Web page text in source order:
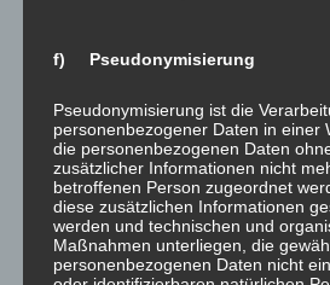
im Fernsehen stundenlang
gestritten – jedoch noch nicht jeder
noch Luft für 237 weitere Talk-
sich ja die vielen Neuen im
Regierung noch dem Wahlvolk
machen. Noch wissen die direkt
Kandidaten noch nicht so richtig, in
Fachausschuss sie demnächst aktiv
f) Pseudonymisierung
Pseudonymisierung ist die
personenbezogener Daten in einer
die personenbezogenen Daten
zusätzlicher Informationen nicht
betroffenen Person zugeordnet
diese zusätzlichen Informationen
werden und technischen und
Maßnahmen unterliegen, die
personenbezogenen Daten nicht